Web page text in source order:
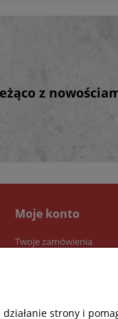
z
Moje konto
Twoje zamówienia
strony i